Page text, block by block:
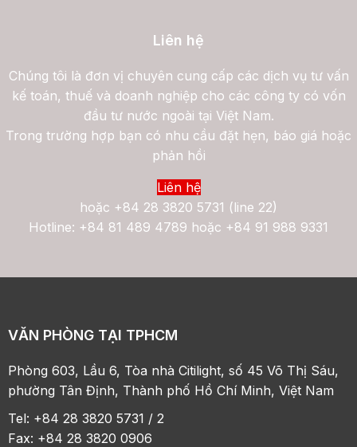
Liên hệ
Chúng tôi là đơn vị chuyên cung cấp các dịch vụ tư vấn
kế toán, thuế và doanh nghiệp cho các công ty có vốn
đầu tư nước ngoài tại Việt Nam.
Trong trường hợp bạn có nhu cầu đặt hẹn, báo giá hoặc
phản hồi
Liên hệ
hoặc +84 28 3820 5731 (line 22)
Hotline: +84 81 489 4789 hoặc +84 91 988 9331
VĂN PHÒNG TẠI TPHCM
Phòng 603, Lầu 6, Tòa nhà Citilight, số 45 Võ Thị Sáu,
phường Tân Định, Thành phố Hồ Chí Minh, Việt Nam
Tel: +84 28 3820 5731 / 2
Fax: +84 28 3820 0906